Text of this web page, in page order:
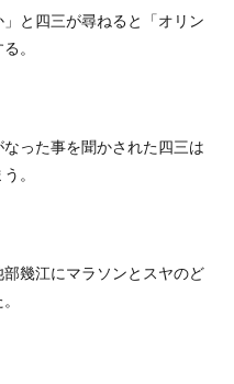
と四三が尋ねると「オリン
。
った事を聞かされた四三は
。
幾江にマラソンとスヤのど